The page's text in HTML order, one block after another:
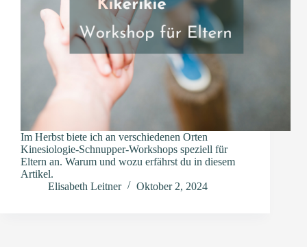
Im Herbst biete ich an verschiedenen Orten
Kinesiologie-Schnupper-Workshops speziell für
Eltern an. Warum und wozu erfährst du in diesem
Artikel.
Elisabeth Leitner
Oktober 2, 2024